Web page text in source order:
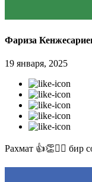
Фариза
19 января, 2025
Рахмат 👍👏✊🏻 бир